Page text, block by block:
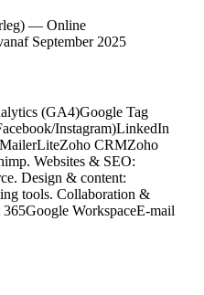
— Online
September 2025
(GA4)Google Tag
Instagram)LinkedIn
Zoho CRMZoho
Websites & SEO:
Design & content:
tools. Collaboration &
365Google WorkspaceE-mail